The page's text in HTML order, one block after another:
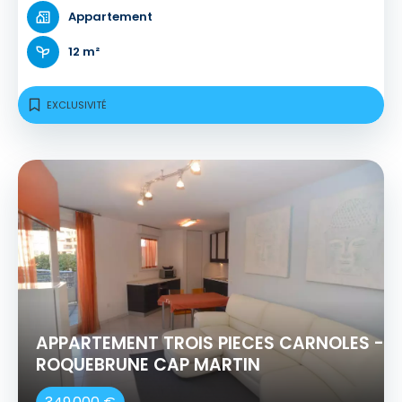
Appartement
12 m²
EXCLUSIVITÉ
APPARTEMENT TROIS PIECES CARNOLES -
ROQUEBRUNE CAP MARTIN